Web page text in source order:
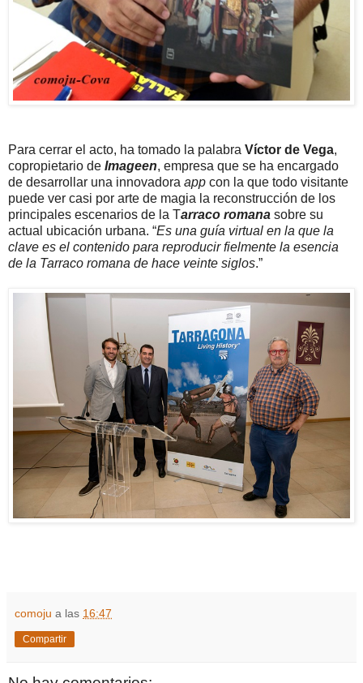
Para cerrar el acto, ha tomado la palabra Víctor de Vega,
copropietario de Imageen, empresa que se ha encargado
de desarrollar una innovadora app con la que todo visitante
puede ver casi por arte de magia la reconstrucción de los
principales escenarios de la Tarraco romana sobre su
actual ubicación urbana. “Es una guía virtual en la que la
clave es el contenido para reproducir fielmente la esencia
de la Tarraco romana de hace veinte siglos.”
comoju a las 16:47
Compartir